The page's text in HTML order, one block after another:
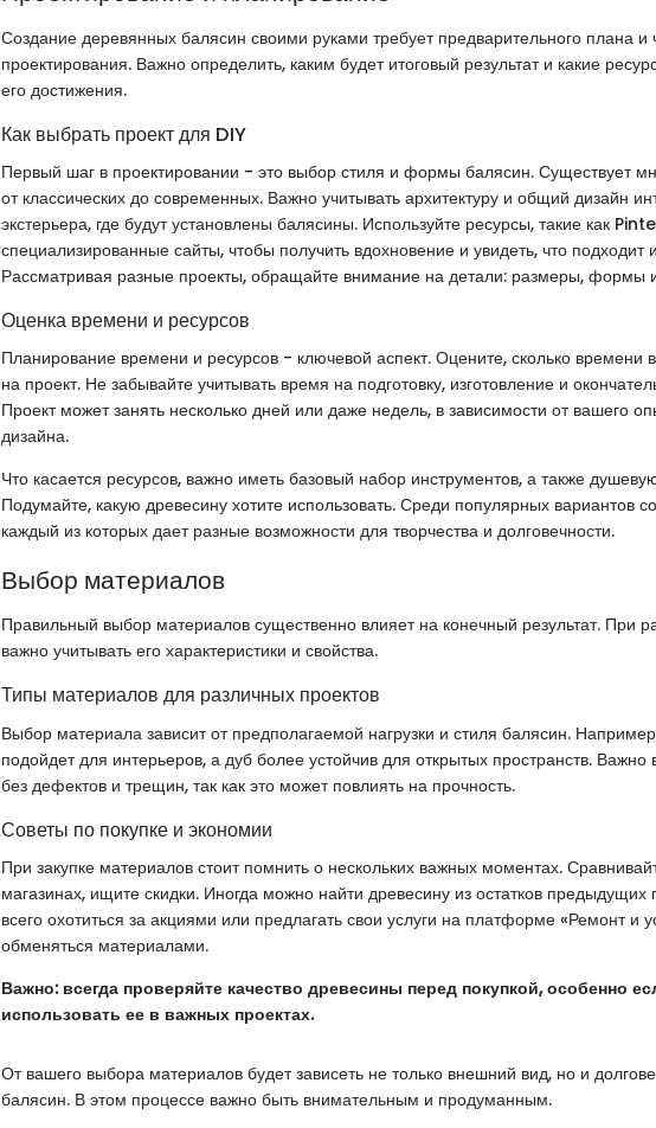
Создание деревянных балясин своими руками требует предварительного плана и
проектирования. Важно определить, каким будет итоговый результат и какие
его достижения.
Как выбрать проект для DIY
Первый шаг в проектировании - это выбор стиля и формы балясин. Существует
от классических до современных. Важно учитывать архитектуру и общий дизайн
экстерьера, где будут установлены балясины. Используйте ресурсы, такие как
специализированные сайты, чтобы получить вдохновение и увидеть, что подходит
Рассматривая разные проекты, обращайте внимание на детали: размеры, формы
Оценка времени и ресурсов
Планирование времени и ресурсов - ключевой аспект. Оцените, сколько времени
на проект. Не забывайте учитывать время на подготовку, изготовление и
Проект может занять несколько дней или даже недель, в зависимости от вашего
дизайна.
Что касается ресурсов, важно иметь базовый набор инструментов, а также
Подумайте, какую древесину хотите использовать. Среди популярных вариантов
каждый из которых дает разные возможности для творчества и долговечности.
Выбор материалов
Правильный выбор материалов существенно влияет на конечный результат. При
важно учитывать его характеристики и свойства.
Типы материалов для различных проектов
Выбор материала зависит от предполагаемой нагрузки и стиля балясин.
подойдет для интерьеров, а дуб более устойчив для открытых пространств. Важно
без дефектов и трещин, так как это может повлиять на прочность.
Советы по покупке и экономии
При закупке материалов стоит помнить о нескольких важных моментах.
магазинах, ищите скидки. Иногда можно найти древесину из остатков предыдущих
всего охотиться за акциями или предлагать свои услуги на платформе «Ремонт и
обменяться материалами.
Важно: всегда проверяйте качество древесины перед покупкой, особенно
использовать ее в важных проектах.
От вашего выбора материалов будет зависеть не только внешний вид, но и
балясин. В этом процессе важно быть внимательным и продуманным.